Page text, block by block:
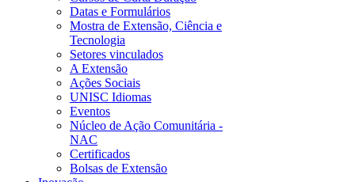
Datas e Formulários
Mostra de Extensão, Ciência e
Tecnologia
Setores vinculados
A Extensão
Ações Sociais
UNISC Idiomas
Eventos
Núcleo de Ação Comunitária -
NAC
Certificados
Bolsas de Extensão